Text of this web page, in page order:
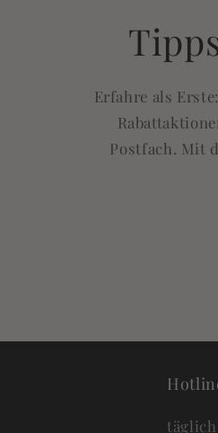
Erfahre als
Postfach. Mit